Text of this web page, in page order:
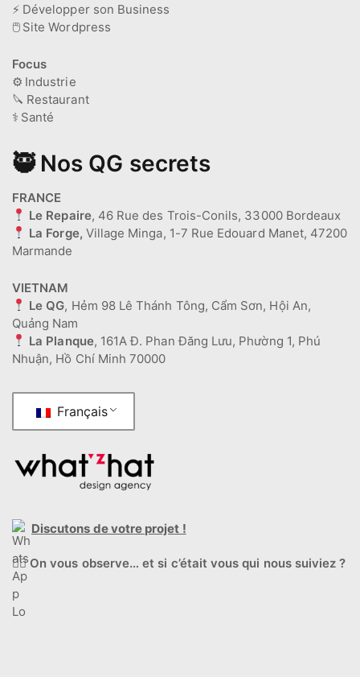
⚡ Développer son Business
🖱️ Site Wordpress
Focus
⚙️ Industrie
🔪 Restaurant
⚕️ Santé
🥷 Nos QG secrets
FRANCE
Le Repaire, 46 Rue des Trois-Conils, 33000 Bordeaux
La Forge, Village Minga, 1-7 Rue Edouard Manet, 47200
Marmande
VIETNAM
Le QG, Hẻm 98 Lê Thánh Tông, Cẩm Sơn, Hội An,
Quảng Nam
La Planque, 161A Đ. Phan Đăng Lưu, Phường 1, Phú
Nhuận, Hồ Chí Minh 70000
Français
Discutons de votre projet !
🕵️‍♂️On vous observe… et si c’était vous qui nous suiviez ?